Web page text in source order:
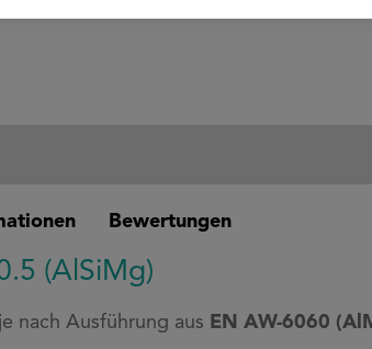
Bewertungen
(AlSiMg)
nach Ausführung aus EN AW-6060